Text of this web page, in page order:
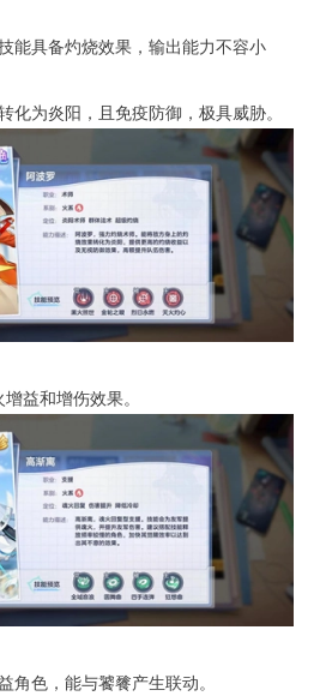
能具备灼烧效果，输出能力不容小
化为炎阳，且免疫防御，极具威胁。
益和增伤效果。
角色，能与饕餮产生联动。